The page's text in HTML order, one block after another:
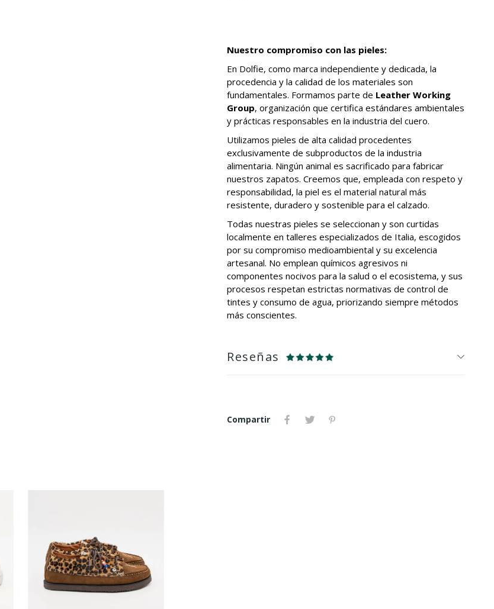
Nuestro compromiso con las pieles:
En Dolfie, como marca independiente y dedicada, la
procedencia y la calidad de los materiales son
fundamentales. Formamos parte de Leather Working
Group, organización que certifica estándares ambientales
y prácticas responsables en la industria del cuero.
Utilizamos pieles de alta calidad procedentes
exclusivamente de subproductos de la industria
alimentaria. Ningún animal es sacrificado para fabricar
nuestros zapatos. Creemos que, empleada con respeto y
responsabilidad, la piel es el material natural más
resistente, duradero y sostenible para el calzado.
Todas nuestras pieles se seleccionan y son curtidas
localmente en talleres especializados de Italia, escogidos
por su compromiso medioambiental y su excelencia
artesanal. No emplean químicos agresivos ni
componentes nocivos para la salud o el ecosistema, y sus
procesos respetan estrictas normativas de control de
tintes y consumo de agua, priorizando siempre métodos
más conscientes.
Reseñas
Compartir